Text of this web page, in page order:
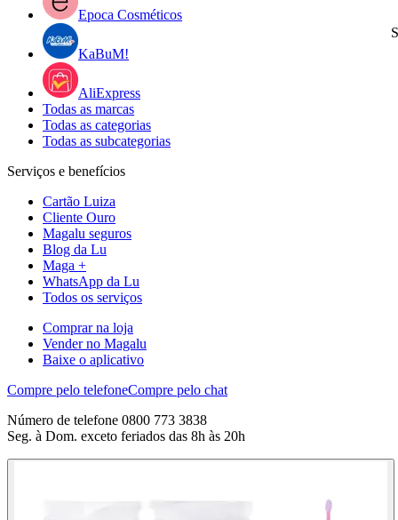
Epoca Cosméticos
KaBuM!
AliExpress
Todas as marcas
Todas as categorias
Todas as subcategorias
Serviços e benefícios
Cartão Luiza
Cliente Ouro
Magalu seguros
Blog da Lu
Maga +
WhatsApp da Lu
Todos os serviços
Comprar na loja
Vender no Magalu
Baixe o aplicativo
Compre pelo telefoneCompre pelo chat
Número de telefone 0800 773 3838
Seg. à Dom. exceto feriados das 8h às 20h